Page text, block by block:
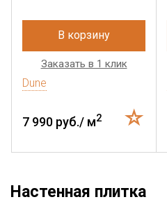
В корзину
Заказать в 1 клик
Dune
7 990 руб./ м2
Настенная плитка